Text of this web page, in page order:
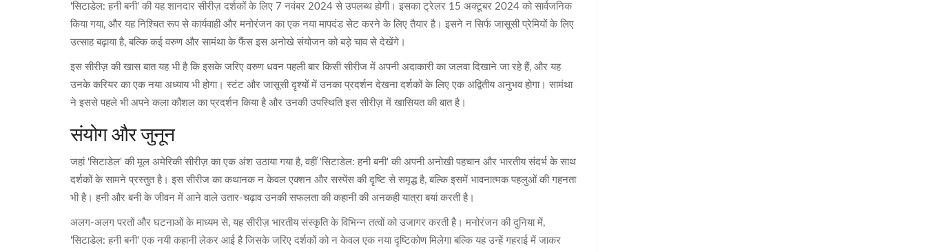
'सिटाडेल: हनी बनी' की यह शानदार सीरीज़ दर्शकों के लिए 7 नवंबर 2024 से उपलब्ध होगी। इसका ट्रेलर 15 अक्टूबर 2024 को सार्वजनिक
किया गया, और यह निश्चित रूप से कार्यवाही और मनोरंजन का एक नया मापदंड सेट करने के लिए तैयार है। इसने न सिर्फ जासूसी प्रेमियों के लिए
उत्साह बढ़ाया है, बल्कि कई वरुण और सामंथा के फैंस इस अनोखे संयोजन को बड़े चाव से देखेंगे।
इस सीरीज़ की खास बात यह भी है कि इसके जरिए वरुण धवन पहली बार किसी सीरीज में अपनी अदाकारी का जलवा दिखाने जा रहे हैं, और यह
उनके करियर का एक नया अध्याय भी होगा। स्टंट और जासूसी दृश्यों में उनका प्रदर्शन देखना दर्शकों के लिए एक अद्वितीय अनुभव होगा। सामंथा
ने इससे पहले भी अपने कला कौशल का प्रदर्शन किया है और उनकी उपस्थिति इस सीरीज़ में खासियत की बात है।
संयोग और जुनून
जहां 'सिटाडेल' की मूल अमेरिकी सीरीज़ का एक अंश उठाया गया है, वहीं 'सिटाडेल: हनी बनी' की अपनी अनोखी पहचान और भारतीय संदर्भ के साथ
दर्शकों के सामने प्रस्तुत है। इस सीरीज का कथानक न केवल एक्शन और सस्पेंस की दृष्टि से समृद्ध है, बल्कि इसमें भावनात्मक पहलुओं की गहनता
भी है। हनी और बनी के जीवन में आने वाले उतार-चढ़ाव उनकी सफलता की कहानी की अनकही यात्रा बयां करती है।
अलग-अलग परतों और घटनाओं के माध्यम से, यह सीरीज़ भारतीय संस्कृति के विभिन्न तत्वों को उजागर करती है। मनोरंजन की दुनिया में,
'सिटाडेल: हनी बनी' एक नयी कहानी लेकर आई है जिसके जरिए दर्शकों को न केवल एक नया दृष्टिकोण मिलेगा बल्कि यह उन्हें गहराई में जाकर